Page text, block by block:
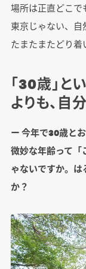
場所は正直どこで
東京じゃない、自
たまたまたどり着
「30歳」
よりも、自
ー 今年で30歳と
微妙な年齢って「
ゃないですか。
か？